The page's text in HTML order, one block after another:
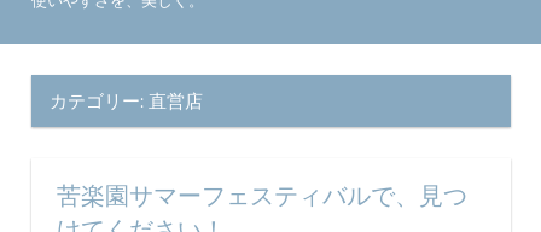
カテゴリー: 直営店
苦楽園サマーフェスティバルで、見つ